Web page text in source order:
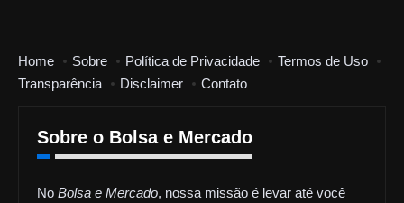
Home Sobre Política de Privacidade
Termos de Uso
Transparência
Disclaimer Contato
Sobre o Bolsa e Mercado
No Bolsa e Mercado, nossa missão é levar até você